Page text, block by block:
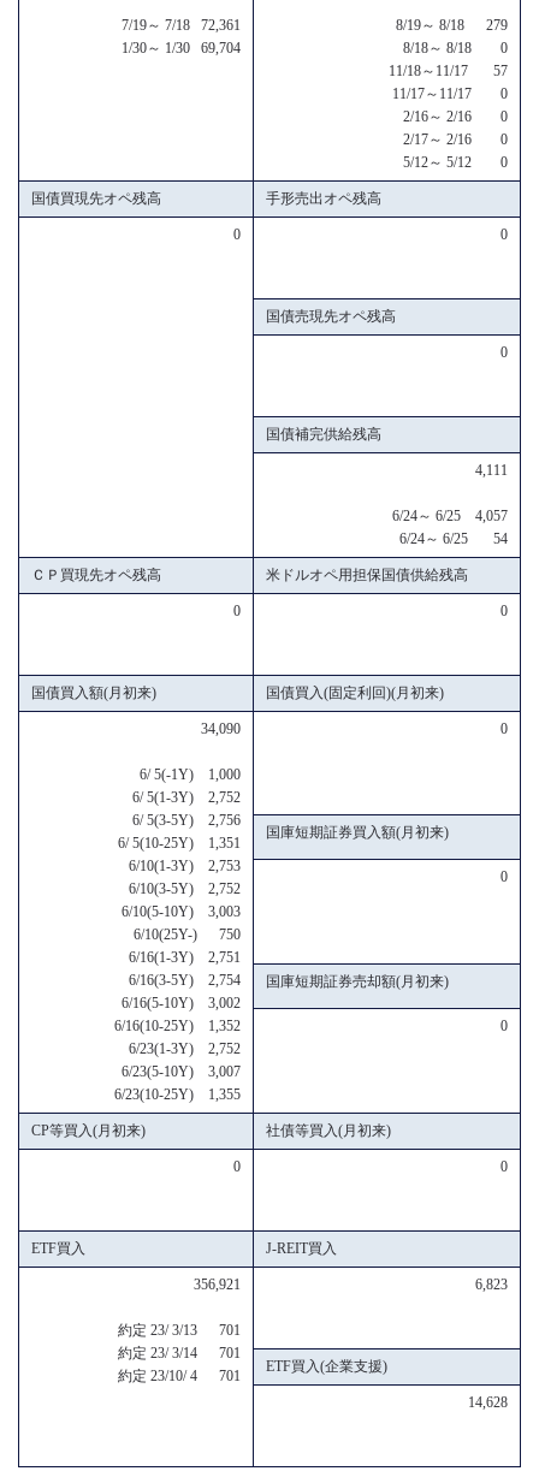
7/19～ 7/18 72,361
1/30～ 1/30 69,704
8/19～ 8/18 279
8/18～ 8/18 0
11/18～11/17 57
11/17～11/17 0
2/16～ 2/16 0
2/17～ 2/16 0
5/12～ 5/12 0
国債買現先オペ残高 手形売出オペ残高
0 0
国債売現先オペ残高
0
国債補完供給残高
4,111
6/24～ 6/25 4,057
6/24～ 6/25 54
ＣＰ買現先オペ残高 米ドルオペ用担保国債供給残高
0 0
国債買入額(月初来) 国債買入(固定利回)(月初来)
34,090
6/ 5(-1Y) 1,000
6/ 5(1-3Y) 2,752
6/ 5(3-5Y) 2,756
6/ 5(10-25Y) 1,351
6/10(1-3Y) 2,753
6/10(3-5Y) 2,752
6/10(5-10Y) 3,003
6/10(25Y-) 750
6/16(1-3Y) 2,751
6/16(3-5Y) 2,754
6/16(5-10Y) 3,002
6/16(10-25Y) 1,352
6/23(1-3Y) 2,752
6/23(5-10Y) 3,007
6/23(10-25Y) 1,355
0
国庫短期証券買入額(月初来)
0
国庫短期証券売却額(月初来)
0
CP等買入(月初来) 社債等買入(月初来)
0 0
ETF買入 J-REIT買入
356,921
約定 23/ 3/13 701
約定 23/ 3/14 701
約定 23/10/ 4 701
6,823
ETF買入(企業支援)
14,628